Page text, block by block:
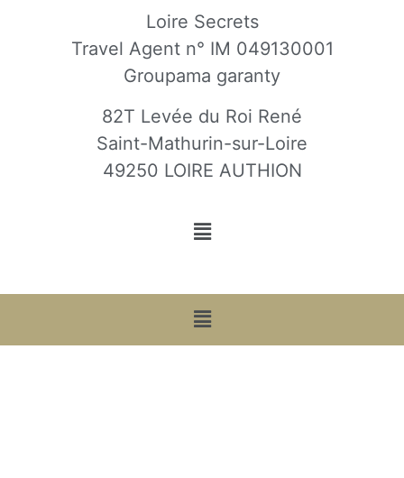
Loire Secrets
Travel Agent n° IM 049130001
Groupama garanty
82T Levée du Roi René
Saint-Mathurin-sur-Loire
49250 LOIRE AUTHION